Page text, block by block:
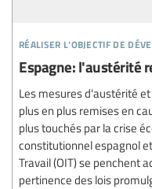
réaliser l’objectif de
Espagne: l'austérité
Les mesures d'austérité
plus en plus remises en
plus touchés par la crise
constitutionnel espagnol
Travail (OIT) se penchent
pertinence des lois